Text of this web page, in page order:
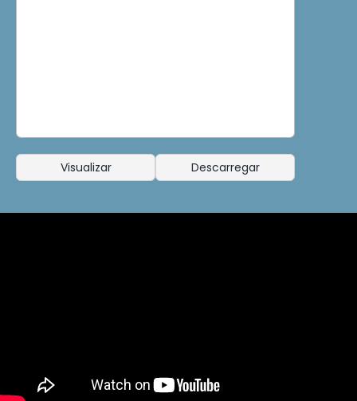
Visualizar Descarregar